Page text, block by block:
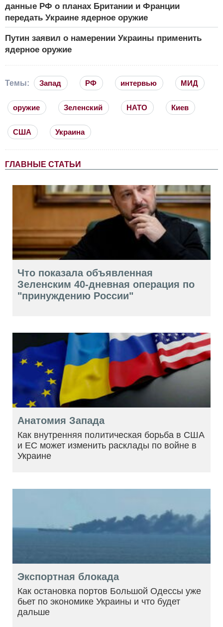
данные РФ о планах Британии и Франции
передать Украине ядерное оружие
Путин заявил о намерении Украины применить
ядерное оружие
Темы: Запад РФ интервью МИД
оружие Зеленский НАТО Киев
США Украина
ГЛАВНЫЕ СТАТЬИ
Что показала объявленная
Зеленским 40-дневная операция по
"принуждению России"
Анатомия Запада
Как внутренняя политическая борьба в США
и ЕС может изменить расклады по войне в
Украине
Экспортная блокада
Как остановка портов Большой Одессы уже
бьет по экономике Украины и что будет
дальше